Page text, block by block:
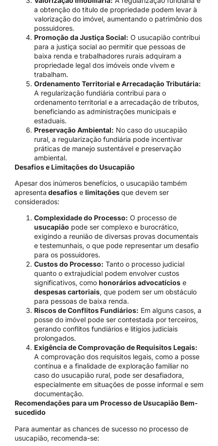
a obtenção do título de propriedade podem levar à
valorização do imóvel, aumentando o patrimônio dos
possuidores.
Promoção da Justiça Social: O usucapião contribui
para a justiça social ao permitir que pessoas de
baixa renda e trabalhadores rurais adquiram a
propriedade legal dos imóveis onde vivem e
trabalham.
Ordenamento Territorial e Arrecadação Tributária:
A regularização fundiária contribui para o
ordenamento territorial e a arrecadação de tributos,
beneficiando as administrações municipais e
estaduais.
Preservação Ambiental: No caso do usucapião
rural, a regularização fundiária pode incentivar
práticas de manejo sustentável e preservação
ambiental.
Desafios e Limitações do Usucapião
Apesar dos inúmeros benefícios, o usucapião também
apresenta desafios e limitaçõesque devem ser
considerados:
Complexidade do Processo: O processo de
usucapião pode ser complexo e burocrático,
exigindo a reunião de diversas provas documentais
e testemunhais, o que pode representar um desafio
para os possuidores.
Custos do Processo: Tanto o processo judicial
quanto o extrajudicial podem envolver custos
significativos, como honorários advocatícios e
despesas cartoriais, que podem ser um obstáculo
para pessoas de baixa renda.
Riscos de Conflitos Fundiários: Em alguns casos, a
posse do imóvel pode ser contestada por terceiros,
gerando conflitos fundiários e litígios judiciais
prolongados.
Exigência de Comprovação de Requisitos Legais:
A comprovação dos requisitos legais, como a posse
contínua e a finalidade de exploração familiar no
caso do usucapião rural, pode ser desafiadora,
especialmente em situações de posse informal e sem
documentação.
Recomendações para um Processo de Usucapião Bem-
sucedido
Para aumentar as chances de sucesso no processo de
usucapião, recomenda-se: